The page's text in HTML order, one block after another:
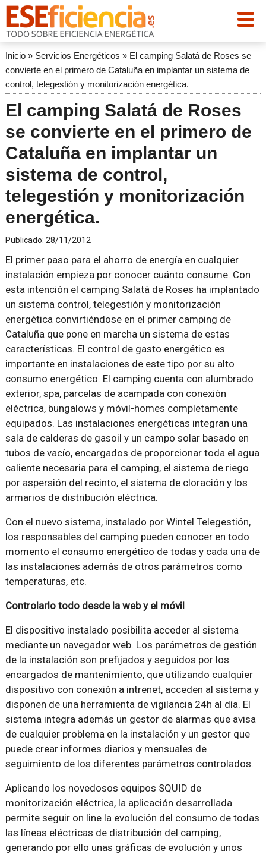
Inicio» Servicios Energéticos » El camping Salatá de Roses se
convierte en el primero de Cataluña en implantar un sistema de
control, telegestión y monitorización energética.
El camping Salatá de Roses
se convierte en el primero de
Cataluña en implantar un
sistema de control,
telegestión y monitorización
energética.
Publicado: 28/11/2012
El primer paso para el ahorro de energía en cualquier
instalación empieza por conocer cuánto consume. Con
esta intención el camping Salatà de Roses ha implantado
un sistema control, telegestión y monitorización
energética convirtiéndose en el primer camping de
Cataluña que pone en marcha un sistema de estas
características. El control de gasto energético es
importante en instalaciones de este tipo por su alto
consumo energético. El camping cuenta con alumbrado
exterior, spa, parcelas de acampada con conexión
eléctrica, bungalows y móvil-homes completamente
equipados. Las instalaciones energéticas integran una
sala de calderas de gasoil y un campo solar basado en
tubos de vacío, encargados de proporcionar toda el agua
caliente necesaria para el camping, el sistema de riego
por aspersión del recinto, el sistema de cloración y los
armarios de distribución eléctrica.
Con el nuevo sistema, instalado por Wintel Telegestión,
los responsables del camping pueden conocer en todo
momento el consumo energético de todas y cada una de
las instalaciones además de otros parámetros como
temperaturas, etc.
Controlarlo todo desde la web y el móvil
El dispositivo instalado posibilita acceder al sistema
mediante un navegador web. Los parámetros de gestión
de la instalación son prefijados y seguidos por los
encargados de mantenimiento, que utilizando cualquier
dispositivo con conexión a intrenet, acceden al sistema y
disponen de una herramienta de vigilancia 24h al día. El
sistema integra además un gestor de alarmas que avisa
de cualquier problema en la instalación y un gestor que
puede crear informes diarios y mensuales de
seguimiento de los diferentes parámetros controlados.
Aplicando los novedosos equipos SQUID de
monitorización eléctrica, la aplicación desarrollada
permite seguir on line la evolución del consumo de todas
las líneas eléctricas de distribución del camping,
generando por ello unas gráficas de evolución y unos